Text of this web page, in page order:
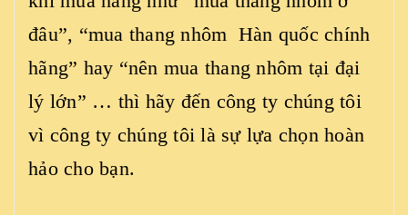
đâu”, “mua thang nhôm Hàn quốc chính
hãng” hay “nên mua thang nhôm tại đại
lý lớn” … thì hãy đến công ty chúng tôi
vì công ty chúng tôi là sự lựa chọn hoàn
hảo cho bạn.